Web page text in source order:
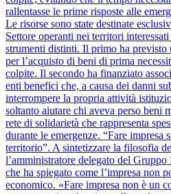
rallentasse le prime risposte alle
Le risorse sono state destinate
Settore operanti nei territori
strumenti distinti. Il primo ha previsto
per l’acquisto di beni di prima
colpite. Il secondo ha finanziato
enti benefici che, a causa dei danni
interrompere la propria attività
soltanto aiutare chi aveva perso beni
rete di solidarietà che rappresenta
durante le emergenze. “Fare impresa
territorio”. A sintetizzare la filosofia
l’amministratore delegato del
che ha spiegato come l’impresa non
economico. «Fare impresa non è un